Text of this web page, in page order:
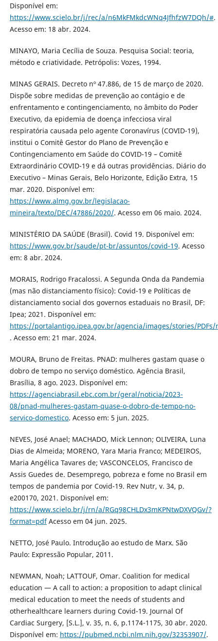
Disponível em:
https://www.scielo.br/j/rec/a/n6MkFMkdcWNq4JfhfzW7DQh/#.
Acesso em: 18 abr. 2024.
MINAYO, Maria Cecília de Souza. Pesquisa Social: teoria,
método e criatividade. Petrópolis: Vozes, 1994.
MINAS GERAIS. Decreto nº 47.886, de 15 de março de 2020.
Dispõe sobre medidas de prevenção ao contágio e de
enfrentamento e contingenciamento, no âmbito do Poder
Executivo, da epidemia de doença infecciosa viral
respiratória causada pelo agente Coronavírus (COVID-19),
institui o Comitê Gestor do Plano de Prevenção e
Contingenciamento em Saúde do COVID-19 – Comitê
Extraordinário COVID-19 e dá outras providências. Diário do
Executivo – Minas Gerais, Belo Horizonte, Edição Extra, 15
mar. 2020. Disponível em:
https://www.almg.gov.br/legislacao-
mineira/texto/DEC/47886/2020/. Acesso em 06 maio. 2024.
MINISTÉRIO DA SAÚDE (Brasil). Covid 19. Disponível em:
https://www.gov.br/saude/pt-br/assuntos/covid-19. Acesso
em: 8 abr. 2024.
MORAIS, Rodrigo Fracalossi. A Segunda Onda da Pandemia
(mas não distanciamento físico): Covid-19 e Políticas de
distanciamento social dos governos estaduais no Brasil, DF:
Ipea; 2021. Disponível em:
https://portalantigo.ipea.gov.br/agencia/images/stories/PDFs/
. Acesso em: 21 mar. 2024.
MOURA, Bruno de Freitas. PNAD: mulheres gastam quase o
dobro de tempo no serviço doméstico. Agência Brasil,
Brasília, 8 ago. 2023. Disponível em:
https://agenciabrasil.ebc.com.br/geral/noticia/2023-
08/pnad-mulheres-gastam-quase-o-dobro-de-tempo-no-
servico-domestico. Acesso em: 5 jun. 2025.
NEVES, José Anael; MACHADO, Mick Lennon; OLIVEIRA, Luna
Dias de Almeida; MORENO, Yara Maria Franco; MEDEIROS,
Maria Angélica Tavares de; VASCONCELOS, Francisco de
Assis Guedes de. Desemprego, pobreza e fome no Brasil em
tempos de pandemia por Covid-19. Rev Nutr, v. 34, p.
e200170, 2021. Disponível em:
https://www.scielo.br/j/rn/a/RGq98CHLDx3mKPNtwDXVQGv/?
format=pdfAcesso em 04 jun. 2025.
NETTO, José Paulo. Introdução ao estudo de Marx. São
Paulo: Expressão Popular, 2011.
NEWMAN, Noah; LATTOUF, Omar. Coalition for medical
education — A call to action: a proposition to adapt clinical
medical education to meet the needs of students and
otherhealthcare learners during Covid-19. Journal Of
Cardiac Surgery, [S.L.], v. 35, n. 6, p.1174-1175, 30 abr. 2020.
Disponível em: https://pubmed.ncbi.nlm.nih.gov/32353907/.